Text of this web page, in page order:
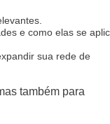
e como elas se
sua rede de
também para